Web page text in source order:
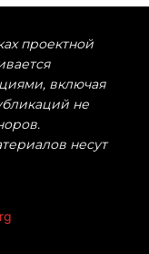
проектной
включая
не
несут